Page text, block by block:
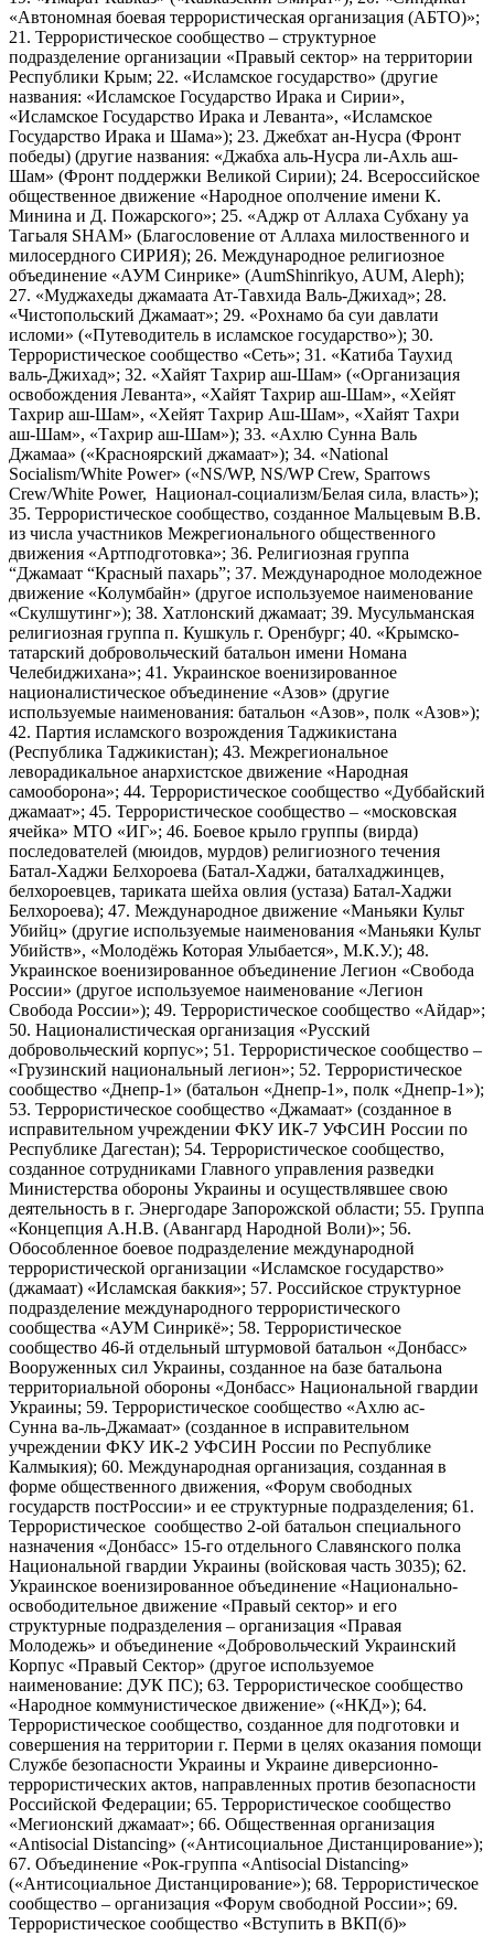
«Автономная боевая террористическая организация (АБТО)»;
21. Террористическое сообщество – структурное
подразделение организации «Правый сектор» на территории
Республики Крым; 22. «Исламское государство» (другие
названия: «Исламское Государство Ирака и Сирии»,
«Исламское Государство Ирака и Леванта», «Исламское
Государство Ирака и Шама»); 23. Джебхат ан-Нусра (Фронт
победы) (другие названия: «Джабха аль-Нусра ли-Ахль аш-
Шам» (Фронт поддержки Великой Сирии); 24. Всероссийское
общественное движение «Народное ополчение имени К.
Минина и Д. Пожарского»; 25. «Аджр от Аллаха Субхану уа
Тагьаля SHAM» (Благословение от Аллаха милоственного и
милосердного СИРИЯ); 26. Международное религиозное
объединение «АУМ Синрике» (AumShinrikyo, AUM, Aleph);
27. «Муджахеды джамаата Ат-Тавхида Валь-Джихад»; 28.
«Чистопольский Джамаат»; 29. «Рохнамо ба суи давлати
исломи» («Путеводитель в исламское государство»); 30.
Террористическое сообщество «Сеть»; 31. «Катиба Таухид
валь-Джихад»; 32. «Хайят Тахрир аш-Шам» («Организация
освобождения Леванта», «Хайят Тахрир аш-Шам», «Хейят
Тахрир аш-Шам», «Хейят Тахрир Аш-Шам», «Хайят Тахри
аш-Шам», «Тахрир аш-Шам»); 33. «Ахлю Сунна Валь
Джамаа» («Красноярский джамаат»); 34. «National
Socialism/White Power» («NS/WP, NS/WP Crew, Sparrows
Crew/White Power, Национал-социализм/Белая сила, власть»);
35. Террористическое сообщество, созданное Мальцевым В.В.
из числа участников Межрегионального общественного
движения «Артподготовка»; 36. Религиозная группа
“Джамаат “Красный пахарь”; 37. Международное молодежное
движение «Колумбайн» (другое используемое наименование
«Скулшутинг»); 38. Хатлонский джамаат; 39. Мусульманская
религиозная группа п. Кушкуль г. Оренбург; 40. «Крымско-
татарский добровольческий батальон имени Номана
Челебиджихана»; 41. Украинское военизированное
националистическое объединение «Азов» (другие
используемые наименования: батальон «Азов», полк «Азов»);
42. Партия исламского возрождения Таджикистана
(Республика Таджикистан); 43. Межрегиональное
леворадикальное анархистское движение «Народная
самооборона»; 44. Террористическое сообщество «Дуббайский
джамаат»; 45. Террористическое сообщество – «московская
ячейка» МТО «ИГ»; 46. Боевое крыло группы (вирда)
последователей (мюидов, мурдов) религиозного течения
Батал-Хаджи Белхороева (Батал-Хаджи, баталхаджинцев,
белхороевцев, тариката шейха овлия (устаза) Батал-Хаджи
Белхороева); 47. Международное движение «Маньяки Культ
Убийц» (другие используемые наименования «Маньяки Культ
Убийств», «Молодёжь Которая Улыбается», М.К.У.); 48.
Украинское военизированное объединение Легион «Свобода
России» (другое используемое наименование «Легион
Свобода России»); 49. Террористическое сообщество «Айдар»;
50. Националистическая организация «Русский
добровольческий корпус»; 51. Террористическое сообщество –
«Грузинский национальный легион»; 52. Террористическое
сообщество «Днепр-1» (батальон «Днепр-1», полк «Днепр-1»);
53. Террористическое сообщество «Джамаат» (созданное в
исправительном учреждении ФКУ ИК-7 УФСИН России по
Республике Дагестан); 54. Террористическое сообщество,
созданное сотрудниками Главного управления разведки
Министерства обороны Украины и осуществлявшее свою
деятельность в г. Энергодаре Запорожской области; 55. Группа
«Концепция А.Н.В. (Авангард Народной Воли)»; 56.
Обособленное боевое подразделение международной
террористической организации «Исламское государство»
(джамаат) «Исламская баккия»; 57. Российское структурное
подразделение международного террористического
сообщества «АУМ Синрикё»; 58. Террористическое
сообщество 46-й отдельный штурмовой батальон «Донбасс»
Вооруженных сил Украины, созданное на базе батальона
территориальной обороны «Донбасс» Национальной гвардии
Украины; 59. Террористическое сообщество «Ахлю ас-
Сунна ва-ль-Джамаат» (созданное в исправительном
учреждении ФКУ ИК-2 УФСИН России по Республике
Калмыкия); 60. Международная организация, созданная в
форме общественного движения, «Форум свободных
государств постРоссии» и ее структурные подразделения; 61.
Террористическое сообщество 2-ой батальон специального
назначения «Донбасс» 15-го отдельного Славянского полка
Национальной гвардии Украины (войсковая часть 3035); 62.
Украинское военизированное объединение «Национально-
освободительное движение «Правый сектор» и его
структурные подразделения – организация «Правая
Молодежь» и объединение «Добровольческий Украинский
Корпус «Правый Сектор» (другое используемое
наименование: ДУК ПС); 63. Террористическое сообщество
«Народное коммунистическое движение» («НКД»); 64.
Террористическое сообщество, созданное для подготовки и
совершения на территории г. Перми в целях оказания помощи
Службе безопасности Украины и Украине диверсионно-
террористических актов, направленных против безопасности
Российской Федерации; 65. Террористическое сообщество
«Мегионский джамаат»; 66. Общественная организация
«Antisocial Distancing» («Антисоциальное Дистанцирование»);
67. Объединение «Рок-группа «Antisocial Distancing»
(«Антисоциальное Дистанцирование»); 68. Террористическое
сообщество – организация «Форум свободной России»; 69.
Террористическое сообщество «Вступить в ВКП(б)»